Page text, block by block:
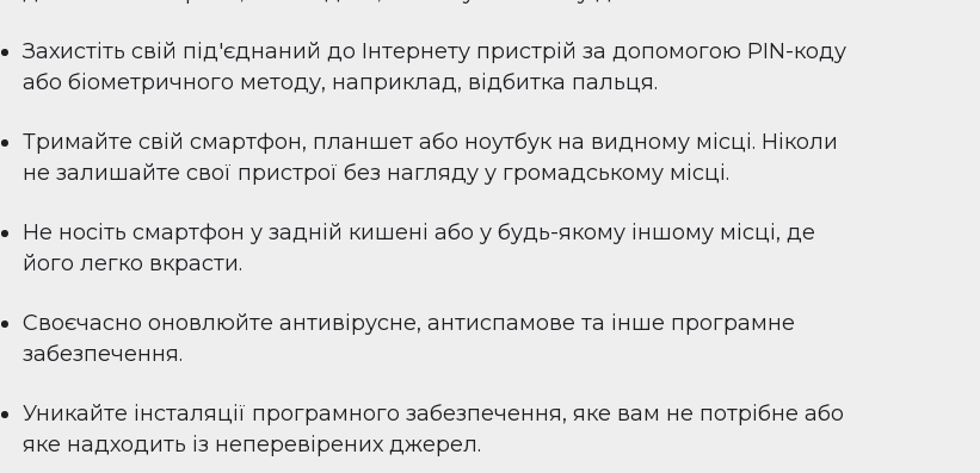
Захистіть свій під'єднаний до Інтернету пристрій за допомогою PIN-коду
або біометричного методу, наприклад, відбитка пальця.
Тримайте свій смартфон, планшет або ноутбук на видному місці. Ніколи
не залишайте свої пристрої без нагляду у громадському місці.
Не носіть смартфон у задній кишені або у будь-якому іншому місці, де
його легко вкрасти.
Своєчасно оновлюйте антивірусне, антиспамове та інше програмне
забезпечення.
Уникайте інсталяції програмного забезпечення, яке вам не потрібне або
яке надходить із неперевірених джерел.